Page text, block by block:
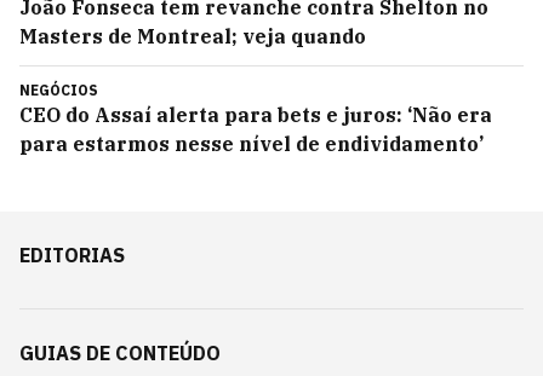
João Fonseca tem revanche contra Shelton no
Masters de Montreal; veja quando
NEGÓCIOS
CEO do Assaí alerta para bets e juros: ‘Não era
para estarmos nesse nível de endividamento’
EDITORIAS
GUIAS DE CONTEÚDO